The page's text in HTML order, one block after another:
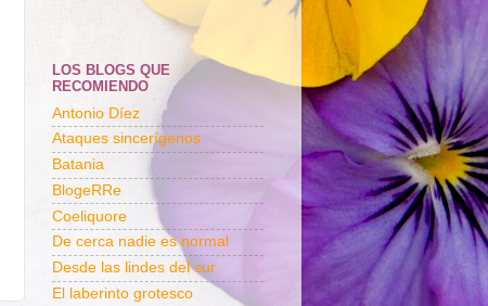
LOS BLOGS QUE
RECOMIENDO
Antonio Díez
Ataques sincerígenos
Batania
BlogeRRe
Coeliquore
De cerca nadie es normal
Desde las lindes del sur
El laberinto grotesco